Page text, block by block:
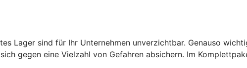
Lager sind für Ihr Unternehmen unverzichtbar. Genauso
gegen eine Vielzahl von Gefahren absichern. Im